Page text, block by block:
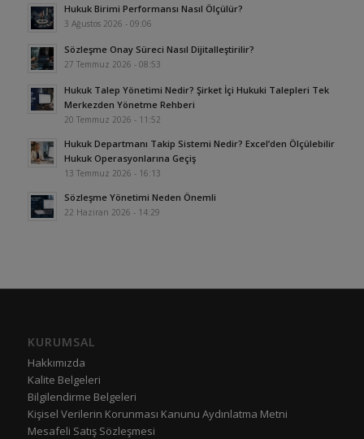
Hukuk Birimi Performansı Nasıl Ölçülür?
3 Ağustos 2026 - 09:06
Sözleşme Onay Süreci Nasıl Dijitalleştirilir?
27 Temmuz 2026 - 08:53
Hukuk Talep Yönetimi Nedir? Şirket İçi Hukuki Talepleri Tek
Merkezden Yönetme Rehberi
20 Temmuz 2026 - 11:52
Hukuk Departmanı Takip Sistemi Nedir? Excel’den Ölçülebilir
Hukuk Operasyonlarına Geçiş
13 Temmuz 2026 - 16:13
Sözleşme Yönetimi Neden Önemli
22 Haziran 2026 - 14:29
KURUMSAL
Hakkımızda
Kalite Belgeleri
Bilgilendirme Belgeleri
Kişisel Verilerin Korunması Kanunu Aydınlatma Metni
Mesafeli Satış Sözleşmesi